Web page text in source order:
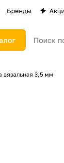
Бренды
вязальная 3,5 мм